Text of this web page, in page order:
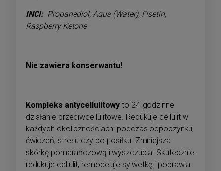
INCI: Propanediol; Aqua (Water); Fisetin,
Raspberry Ketone
Nie zawiera konserwantu!
Kompleks antycellulitowy to 24-godzinne
działanie przeciwcellulitowe. Redukuje cellulit w
każdych okolicznościach: podczas odpoczynku,
ćwiczeń, stresu czy po posiłku. Zmniejsza
skórkę pomarańczową i wyszczupla. Skutecznie
redukuje cellulit, remodeluje sylwetkę i poprawia